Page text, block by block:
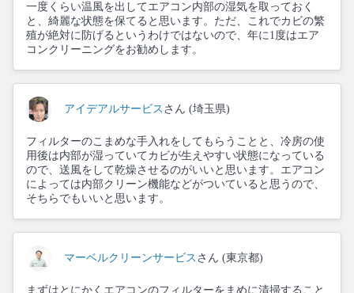
一度くらい温風を出してエアコン内部の湿気を取っておく
と、綺麗な状態を保てると思います。ただ、これでカビの繁
殖が絶対に防げるというわけではないので、年に1度はエア
コンクリーニングをお勧めします。
アイデアルサービス さん (埼玉県)
フィルターのこまめな手入れをしてもらうことと、冷房の使
用後は内部が湿っていてカビが生えやすい状態になっている
ので、送風をして乾燥させるのがいいと思います。エアコン
によっては内部クリーン機能などがついていると思うので、
そちらでもいいと思います。
マーベルクリーンサービス さん (東京都)
まずはとにかくエアコンのフィルターをまめに清掃すること